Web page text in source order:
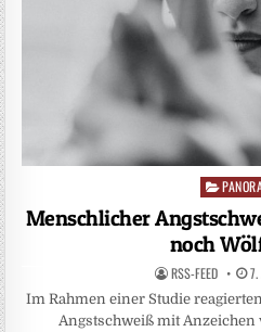
Posted
Menschlicher
noch
RSS-FEED 7.
Im Rahmen einer Studie
Angstschweiß mit